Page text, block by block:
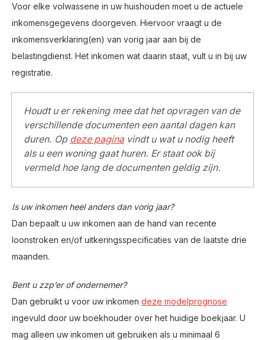
Voor elke volwassene in uw huishouden moet u de actuele
inkomensgegevens doorgeven. Hiervoor vraagt u de
inkomensverklaring(en) van vorig jaar aan bij de
belastingdienst. Het inkomen wat daarin staat, vult u in bij uw
registratie.
Houdt u er rekening mee dat het opvragen van de
verschillende documenten een aantal dagen kan
duren. Op deze paginavindt u wat u nodig heeft
als u een woning gaat huren. Er staat ook bij
vermeld hoe lang de documenten geldig zijn.
Is uw inkomen heel anders dan vorig jaar?
Dan bepaalt u uw inkomen aan de hand van recente
loonstroken en/of uitkeringsspecificaties van de laatste drie
maanden.
Bent u zzp’er of ondernemer?
Dan gebruikt u voor uw inkomen deze modelprognose
ingevuld door uw boekhouder over het huidige boekjaar. U
mag alleen uw inkomen uit gebruiken als u minimaal 6